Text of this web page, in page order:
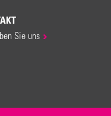
Sie uns